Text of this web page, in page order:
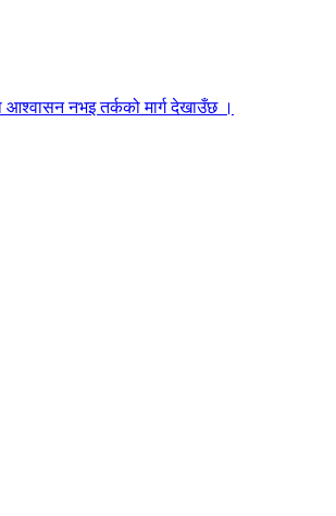
आश्वासन नभइ तर्कको मार्ग देखाउँछ ।